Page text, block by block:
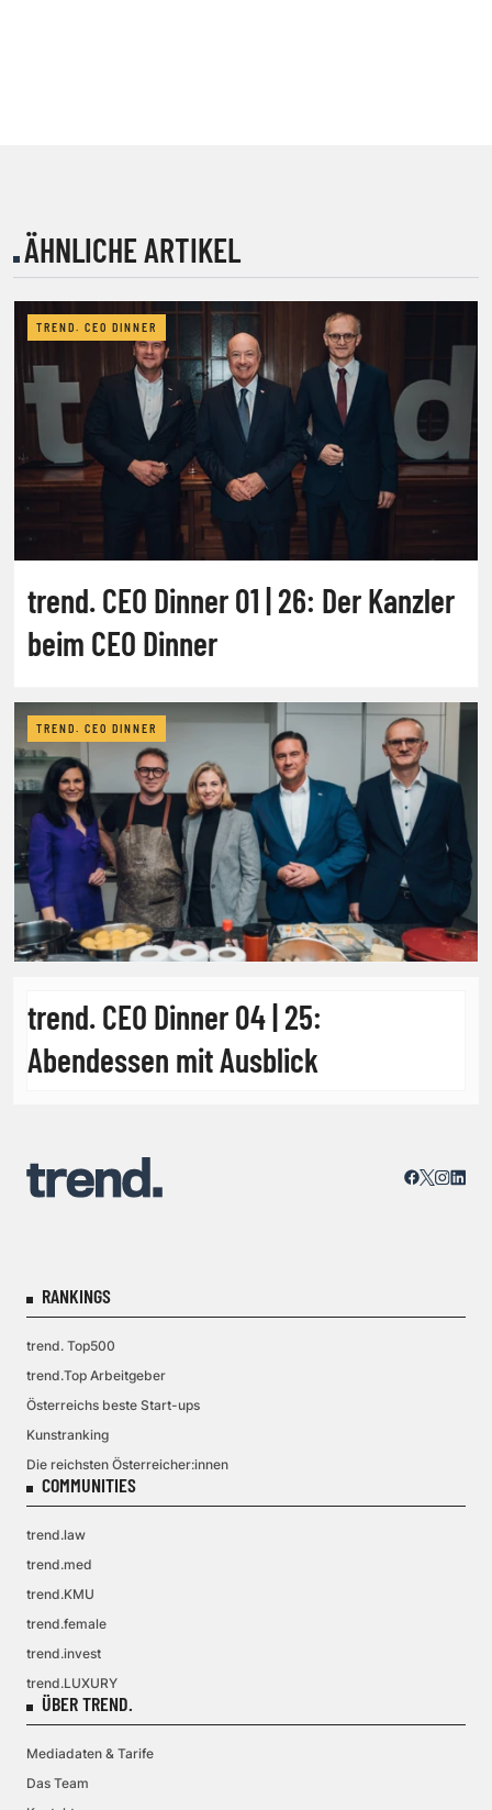
ÄHNLICHE ARTIKEL
TREND. CEO DINNER
trend. CEO Dinner 01 | 26: Der Kanzler
beim CEO Dinner
TREND. CEO DINNER
trend. CEO Dinner 04 | 25:
Abendessen mit Ausblick
RANKINGS
trend. Top500
trend.Top Arbeitgeber
Österreichs beste Start-ups
Kunstranking
Die reichsten Österreicher:innen
COMMUNITIES
trend.law
trend.med
trend.KMU
trend.female
trend.invest
trend.LUXURY
ÜBER TREND.
Mediadaten & Tarife
Das Team